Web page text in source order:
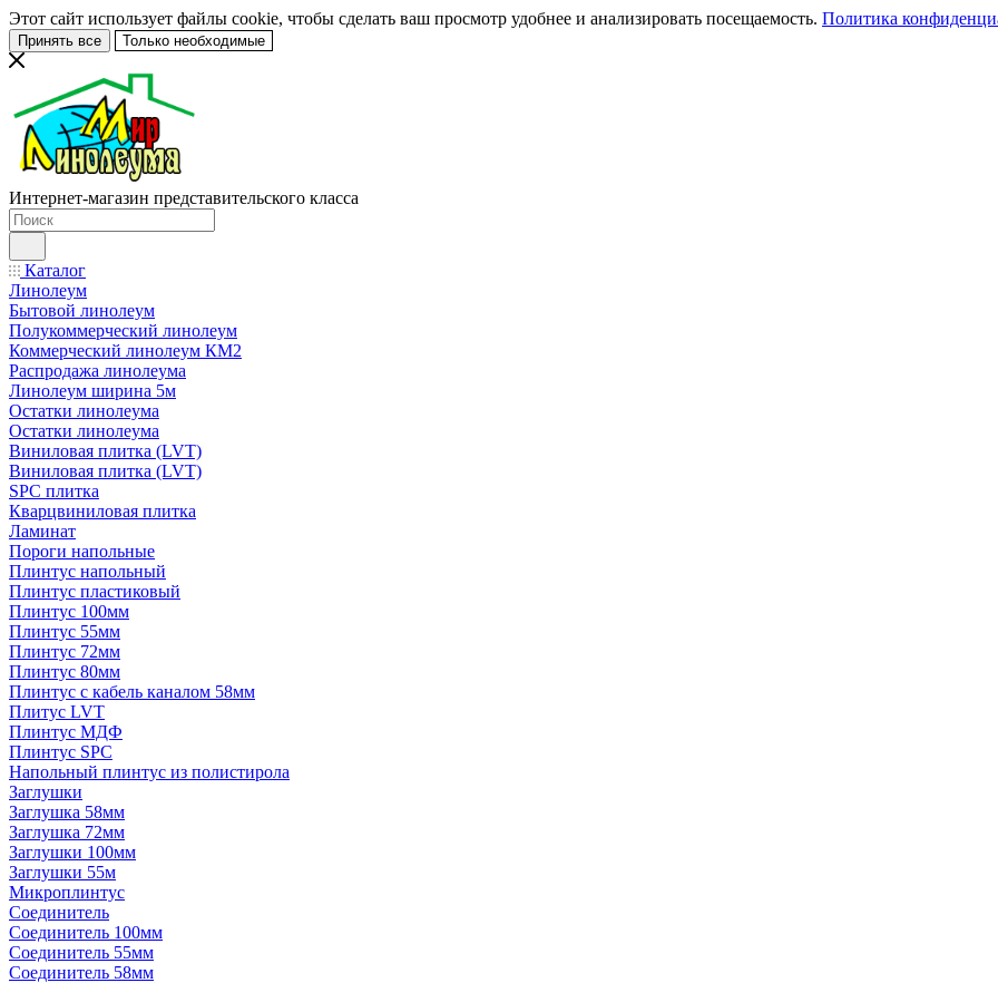
Этот сайт использует файлы cookie, чтобы сделать ваш просмотр удобнее и анализировать посещаемость. Политика
Принять все Только необходимые
Интернет-магазин представительского класса
Каталог
Линолеум
Бытовой линолеум
Полукоммерческий линолеум
Коммерческий линолеум КМ2
Распродажа линолеума
Линолеум ширина 5м
Остатки линолеума
Остатки линолеума
Виниловая плитка (LVT)
Виниловая плитка (LVT)
SPC плитка
Кварцвиниловая плитка
Ламинат
Пороги напольные
Плинтус напольный
Плинтус пластиковый
Плинтус 100мм
Плинтус 55мм
Плинтус 72мм
Плинтус 80мм
Плинтус с кабель каналом 58мм
Плитус LVT
Плинтус МДФ
Плинтус SPC
Напольный плинтус из полистирола
Заглушки
Заглушка 58мм
Заглушка 72мм
Заглушки 100мм
Заглушки 55м
Микроплинтус
Соединитель
Соединитель 100мм
Соединитель 55мм
Соединитель 58мм